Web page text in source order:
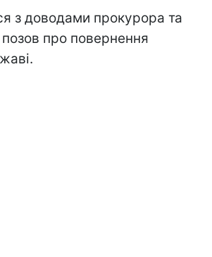
з доводами прокурора та
про повернення